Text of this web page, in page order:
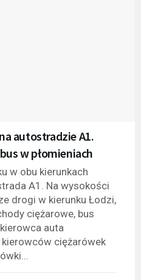
autostradzie A1.
w płomieniach
w obu kierunkach
A1. Na wysokości
drogi w kierunku Łodzi,
ciężarowe, bus
auta
ciężarówek